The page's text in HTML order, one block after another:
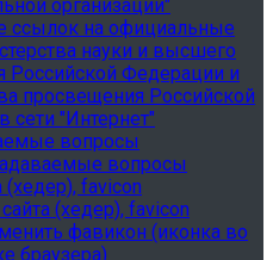
организации"
ссылок на официальные
науки и высшего
Российской Федерации и
просвещения Российской
сети "Интернет"
вопросы
вопросы
(хедер), favicon
(хедер), favicon
фавикон (иконка во
браузера)